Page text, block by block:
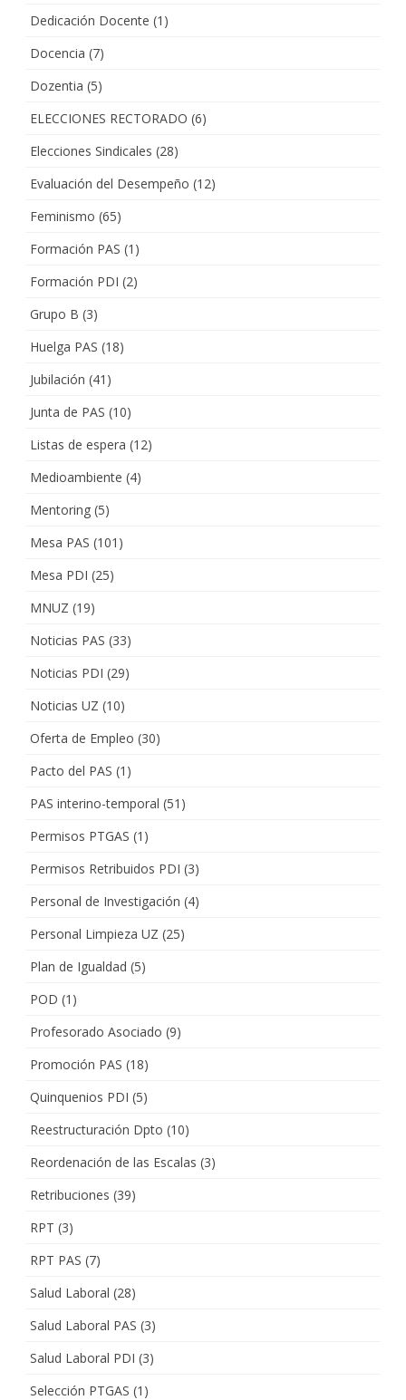
Dedicación Docente (1)
Docencia (7)
Dozentia (5)
ELECCIONES RECTORADO (6)
Elecciones Sindicales (28)
Evaluación del Desempeño (12)
Feminismo (65)
Formación PAS (1)
Formación PDI (2)
Grupo B (3)
Huelga PAS (18)
Jubilación (41)
Junta de PAS (10)
Listas de espera (12)
Medioambiente (4)
Mentoring (5)
Mesa PAS (101)
Mesa PDI (25)
MNUZ (19)
Noticias PAS (33)
Noticias PDI (29)
Noticias UZ (10)
Oferta de Empleo (30)
Pacto del PAS (1)
PAS interino-temporal (51)
Permisos PTGAS (1)
Permisos Retribuidos PDI (3)
Personal de Investigación (4)
Personal Limpieza UZ (25)
Plan de Igualdad (5)
POD (1)
Profesorado Asociado (9)
Promoción PAS (18)
Quinquenios PDI (5)
Reestructuración Dpto (10)
Reordenación de las Escalas (3)
Retribuciones (39)
RPT (3)
RPT PAS (7)
Salud Laboral (28)
Salud Laboral PAS (3)
Salud Laboral PDI (3)
Selección PTGAS (1)